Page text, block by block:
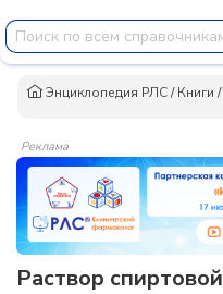
Энциклопедия РЛС/Книги /
Реклама
Раствор спиртовой